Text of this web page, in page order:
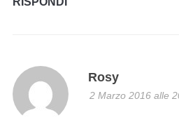
Rosy
2 Marzo 2016 alle